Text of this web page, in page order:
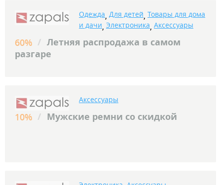
Одежда, Для детей, Товары для дома
и дачи, Электроника, Аксессуары
60% / Летняя распродажа в самом
разгаре
Аксессуары
10% / Мужские ремни со скидкой